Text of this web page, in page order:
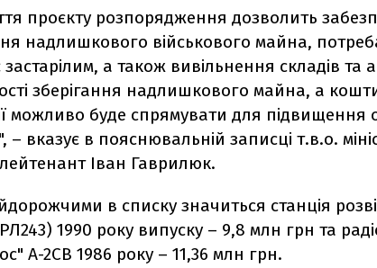
проєкту розпорядження дозволить
надлишкового військового майна,
а також вивільнення складів та
зберігання надлишкового майна, а
можливо буде спрямувати для підвищення
– вказує в пояснювальній записці т.в.о.
Іван Гаврилюк.
в списку значиться станція
1990 року випуску – 9,8 млн грн та
А-2СВ 1986 року – 11,36 млн грн.